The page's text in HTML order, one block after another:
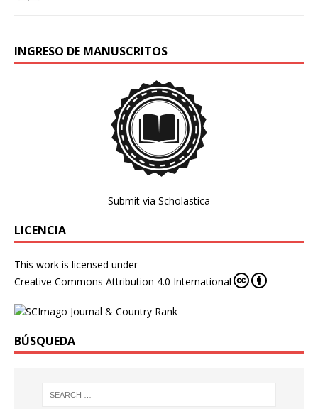
INGRESO DE MANUSCRITOS
Submit via Scholastica
LICENCIA
This work is licensed under
Creative Commons Attribution 4.0 International
BÚSQUEDA